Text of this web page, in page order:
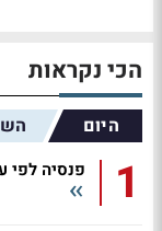
הכי נקראות
היום
1 פנסיה לפי עשור: